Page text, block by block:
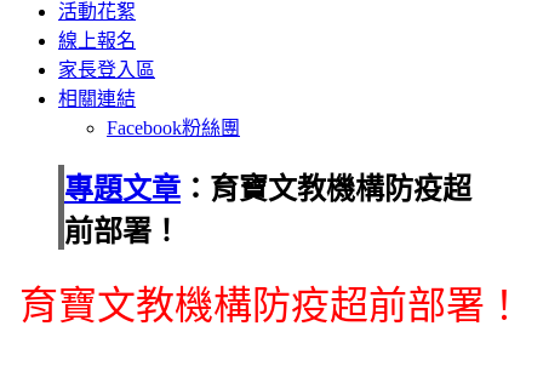
活動花絮
線上報名
家長登入區
相關連結
Facebook粉絲團
專題文章 ：育寶文教機構防疫超
前部署！
育寶文教機構防疫超前部署！